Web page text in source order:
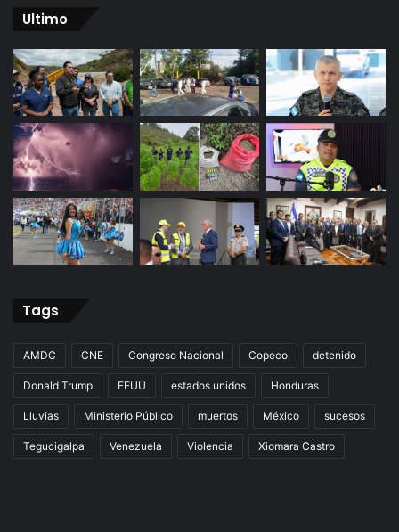
Ultimo
Tags
AMDC CNE Congreso Nacional Copeco detenido
Donald Trump EEUU estados unidos Honduras
Lluvias Ministerio Público muertos México sucesos
Tegucigalpa Venezuela Violencia Xiomara Castro